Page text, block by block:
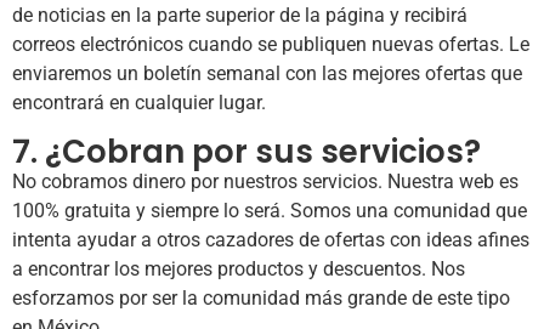
de noticias en la parte superior de la página y recibirá
correos electrónicos cuando se publiquen nuevas ofertas. Le
enviaremos un boletín semanal con las mejores ofertas que
encontrará en cualquier lugar.
7. ¿Cobran por sus servicios?
No cobramos dinero por nuestros servicios. Nuestra web es
100% gratuita y siempre lo será. Somos una comunidad que
intenta ayudar a otros cazadores de ofertas con ideas afines
a encontrar los mejores productos y descuentos. Nos
esforzamos por ser la comunidad más grande de este tipo